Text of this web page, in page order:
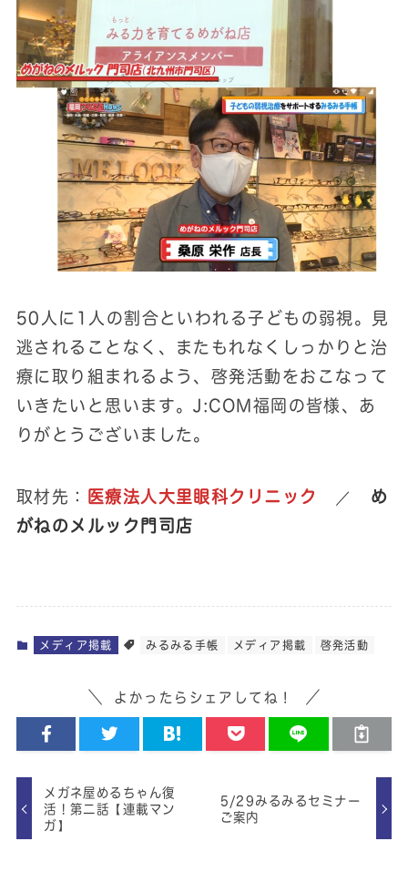
50人に1人の割合といわれる子どもの弱視。見
逃されることなく、またもれなくしっかりと治
療に取り組まれるよう、啓発活動をおこなって
いきたいと思います。J:COM福岡の皆様、あ
りがとうございました。
取材先： 医療法人大里眼科クリニック ／ め
がねのメルック門司店
メディア掲載 みるみる手帳 メディア掲載 啓発活動
よかったらシェアしてね！
メガネ屋めるちゃん復
活！第二話【連載マン
ガ】
5/29みるみるセミナー
ご案内